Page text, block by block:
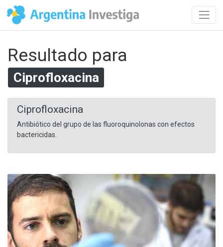
Resultado para
Ciprofloxacina
Ciprofloxacina
Antibiótico del grupo de las fluoroquinolonas con efectos
bactericidas.